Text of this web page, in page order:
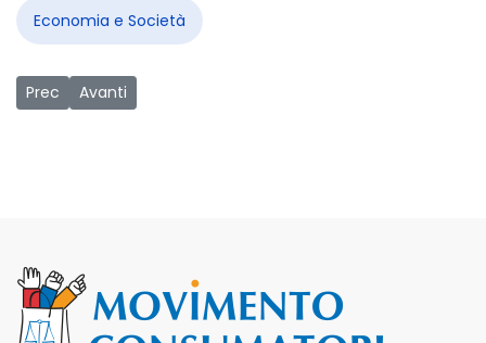
Economia e Società
Articolo precedente: Il "Grande Trasloco" in Toscana
Prec Articolo successivo: Il "Grande Trasloco" arriva a
Avanti